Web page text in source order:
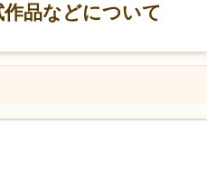
品などについて